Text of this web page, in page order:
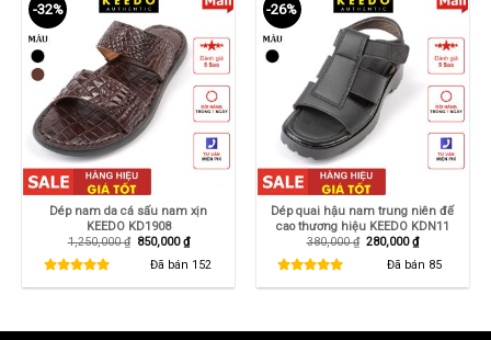
-32%
Dép nam da cá sấu nam xịn
KEEDO KD1908
1,250,000₫ Giá
1,250,000 ₫.
850,000₫Giá
hiện
tại
là:
850,000 ₫.
Đã bán 152
-26%
Dép quai hậu nam trung niên đế
cao thương hiệu KEEDO KDN11
380,000₫ Giá
380,000 ₫.
280,000₫Giá
hiện
tại
là:
280,000 ₫.
Đã bán 85